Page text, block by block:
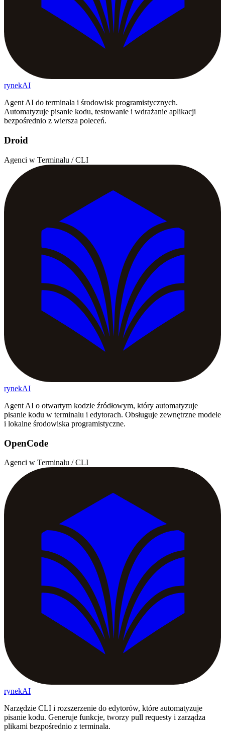
rynekAI
Agent AI do terminala i środowisk programistycznych.
Automatyzuje pisanie kodu, testowanie i wdrażanie aplikacji
bezpośrednio z wiersza poleceń.
Droid
Agenci w Terminalu / CLI
rynekAI
Agent AI o otwartym kodzie źródłowym, który automatyzuje
pisanie kodu w terminalu i edytorach. Obsługuje zewnętrzne modele
i lokalne środowiska programistyczne.
OpenCode
Agenci w Terminalu / CLI
rynekAI
Narzędzie CLI i rozszerzenie do edytorów, które automatyzuje
pisanie kodu. Generuje funkcje, tworzy pull requesty i zarządza
plikami bezpośrednio z terminala.